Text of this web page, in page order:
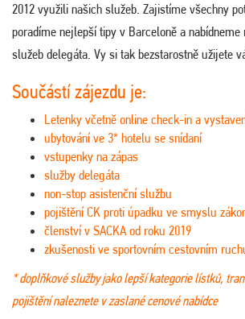
2012 využili našich služeb. Zajistíme všechny
poradíme nejlepší tipy v Barceloně a
služeb delegáta. Vy si tak bezstarostně užijete
Součástí zájezdu je:
Letenky včetně online check-in a
ubytování ve 3* hotelu se snídaní
vstupenky na zápas
služby delegáta
non-stop asistenční službu
pojištění CK proti úpadku ve smyslu
členství v SACKA od roku 2019
zkušenosti ve sportovním cestovním
* doplňkové služby jako lepší kategorie lístků,
pojištění naleznete v zaslané cenové nabídce